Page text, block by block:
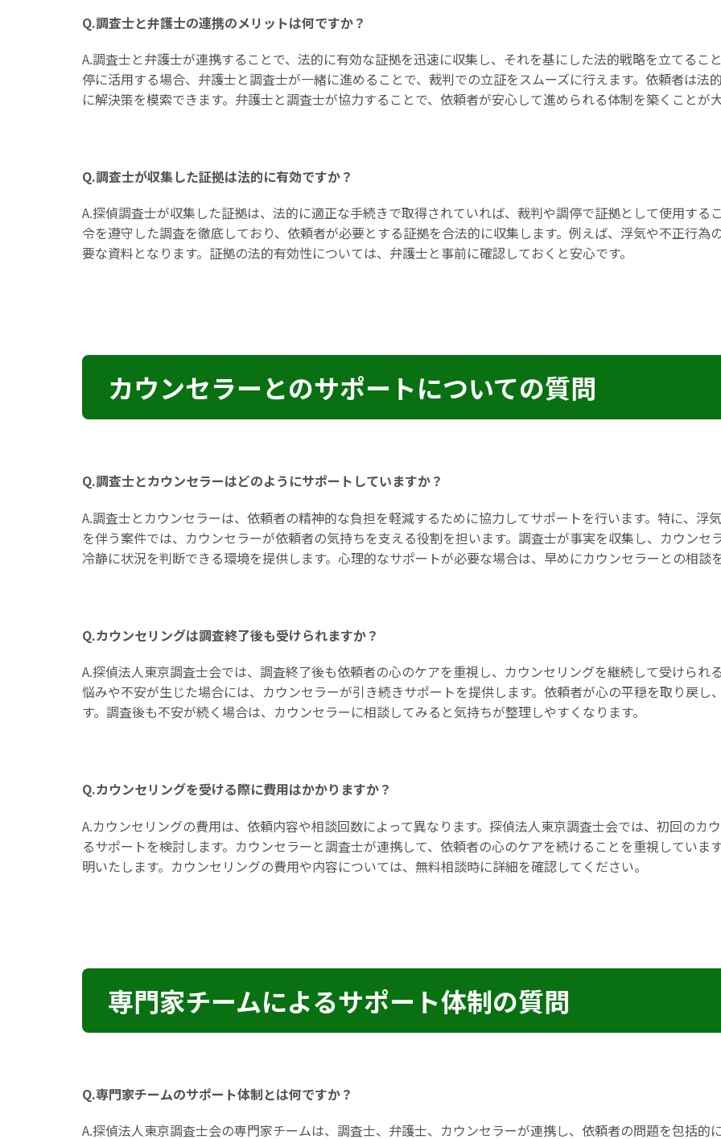
Q.調査士と弁護士の連携のメリットは何ですか？
A.調査士と弁護士が連携することで、法的に有効な証拠を迅速に収集し、それを基にした法的戦略を立てるこ
停に活用する場合、弁護士と調査士が一緒に進めることで、裁判での立証をスムーズに行えます。依頼者は法
に解決策を模索できます。弁護士と調査士が協力することで、依頼者が安心して進められる体制を築くことが
Q.調査士が収集した証拠は法的に有効ですか？
A.探偵調査士が収集した証拠は、法的に適正な手続きで取得されていれば、裁判や調停で証拠として使用する
令を遵守した調査を徹底しており、依頼者が必要とする証拠を合法的に収集します。例えば、浮気や不正行
要な資料となります。証拠の法的有効性については、弁護士と事前に確認しておくと安心です。
カウンセラーとのサポートについての質問
Q.調査士とカウンセラーはどのようにサポートしていますか？
A.調査士とカウンセラーは、依頼者の精神的な負担を軽減するために協力してサポートを行います。特に、浮
を伴う案件では、カウンセラーが依頼者の気持ちを支える役割を担います。調査士が事実を収集し、カウン
冷静に状況を判断できる環境を提供します。心理的なサポートが必要な場合は、早めにカウンセラーとの相談
Q.カウンセリングは調査終了後も受けられますか？
A.探偵法人東京調査士会では、調査終了後も依頼者の心のケアを重視し、カウンセリングを継続して受けられ
悩みや不安が生じた場合には、カウンセラーが引き続きサポートを提供します。依頼者が心の平穏を取り戻
す。調査後も不安が続く場合は、カウンセラーに相談してみると気持ちが整理しやすくなります。
Q.カウンセリングを受ける際に費用はかかりますか？
A.カウンセリングの費用は、依頼内容や相談回数によって異なります。探偵法人東京調査士会では、初回のカ
るサポートを検討します。カウンセラーと調査士が連携して、依頼者の心のケアを続けることを重視してい
明いたします。カウンセリングの費用や内容については、無料相談時に詳細を確認してください。
専門家チームによるサポート体制の質問
Q.専門家チームのサポート体制とは何ですか？
A.探偵法人東京調査士会の専門家チームは、調査士、弁護士、カウンセラーが連携し、依頼者の問題を包括的